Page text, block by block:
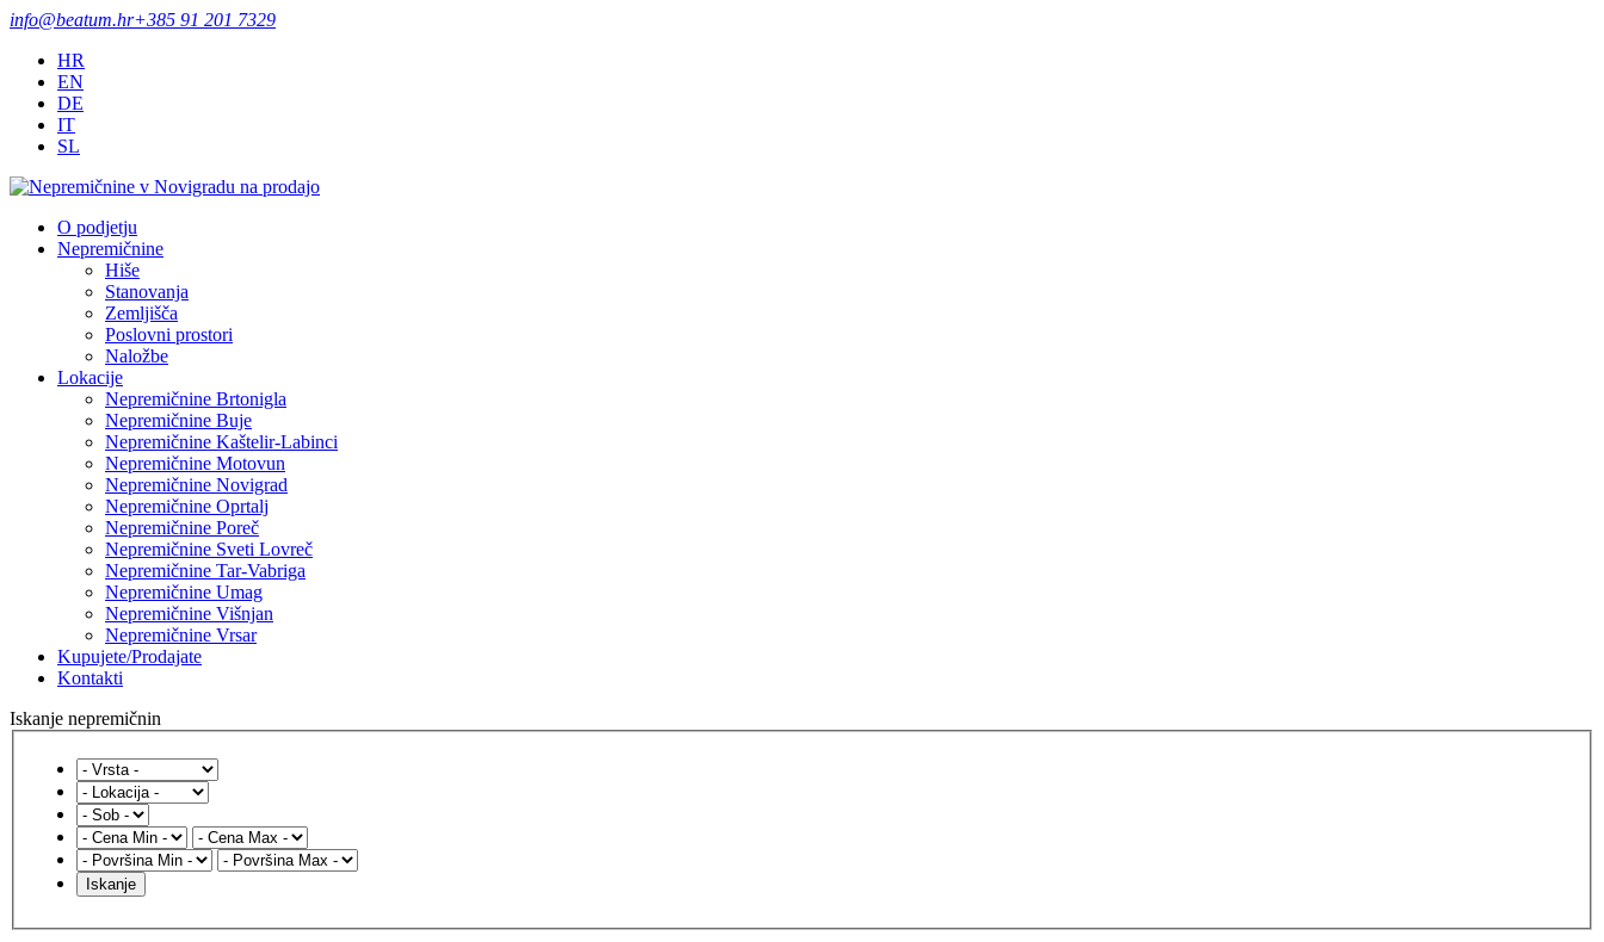
info@beatum.hr+385 91 201 7329
HR
EN
DE
IT
SL
O podjetju
Nepremičnine
Hiše
Stanovanja
Zemljišča
Poslovni prostori
Naložbe
Lokacije
Nepremičnine Brtonigla
Nepremičnine Buje
Nepremičnine Kaštelir-Labinci
Nepremičnine Motovun
Nepremičnine Novigrad
Nepremičnine Oprtalj
Nepremičnine Poreč
Nepremičnine Sveti Lovreč
Nepremičnine Tar-Vabriga
Nepremičnine Umag
Nepremičnine Višnjan
Nepremičnine Vrsar
Kupujete/Prodajate
Kontakti
Iskanje nepremičnin